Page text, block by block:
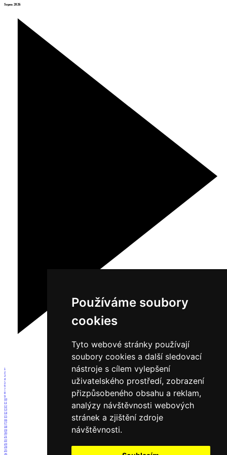
Používáme soubory
cookies
Tyto webové stránky používají
soubory cookies a další sledovací
nástroje s cílem vylepšení
uživatelského prostředí, zobrazení
přizpůsobeného obsahu a reklam,
analýzy návštěvnosti webových
stránek a zjištění zdroje
návštěvnosti.
Srpen 2026
1
2
3
4
5
6
7
8
9
10
11
12
13
14
15
16
17
18
19
20
21
22
23
24
25
26